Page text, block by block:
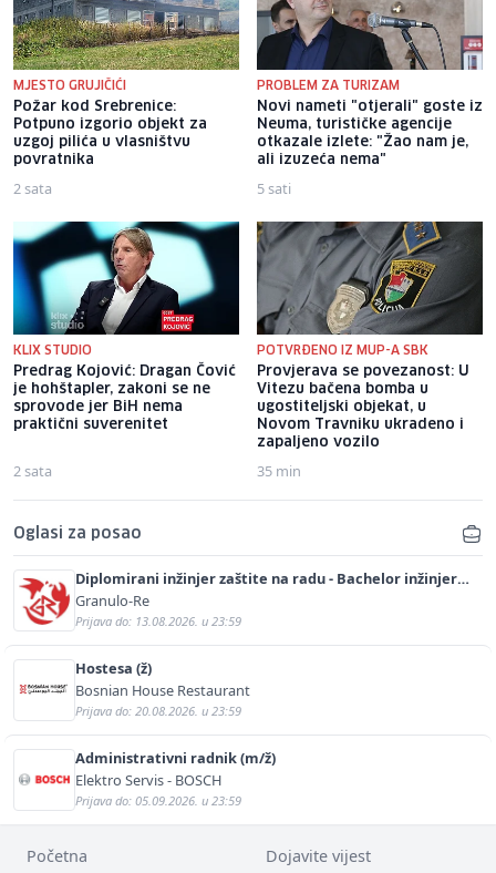
MJESTO GRUJIČIĆI
Požar kod Srebrenice:
Potpuno izgorio objekt za
uzgoj pilića u vlasništvu
povratnika
2 sata
PROBLEM ZA TURIZAM
Novi nameti "otjerali" goste iz
Neuma, turističke agencije
otkazale izlete: "Žao nam je,
ali izuzeća nema"
5 sati
KLIX STUDIO
Predrag Kojović: Dragan Čović
je hohštapler, zakoni se ne
sprovode jer BiH nema
praktični suverenitet
2 sata
POTVRĐENO IZ MUP-A SBK
Provjerava se povezanost: U
Vitezu bačena bomba u
ugostiteljski objekat, u
Novom Travniku ukradeno i
zapaljeno vozilo
35 min
Oglasi za posao
Diplomirani inžinjer zaštite na radu - Bachelor inžinjer
sigurnosti i pomoći (m/ž)
Granulo-Re
Prijava do: 13.08.2026. u 23:59
Hostesa (ž)
Bosnian House Restaurant
Prijava do: 20.08.2026. u 23:59
Administrativni radnik (m/ž)
Elektro Servis - BOSCH
Prijava do: 05.09.2026. u 23:59
Početna Dojavite vijest